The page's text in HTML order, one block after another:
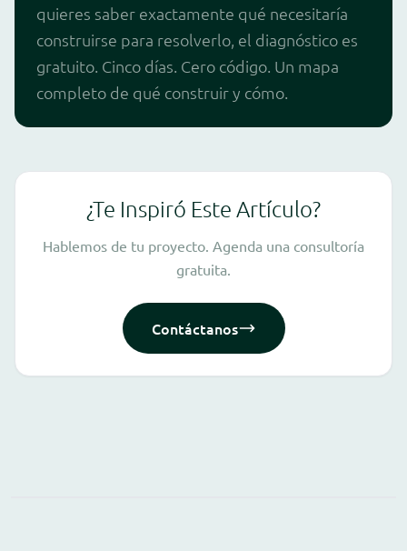
quieres saber exactamente qué necesitaría
construirse para resolverlo, el diagnóstico es
gratuito. Cinco días. Cero código. Un mapa
completo de qué construir y cómo.
¿Te Inspiró Este Artículo?
Hablemos de tu proyecto. Agenda una consultoría
gratuita.
Contáctanos